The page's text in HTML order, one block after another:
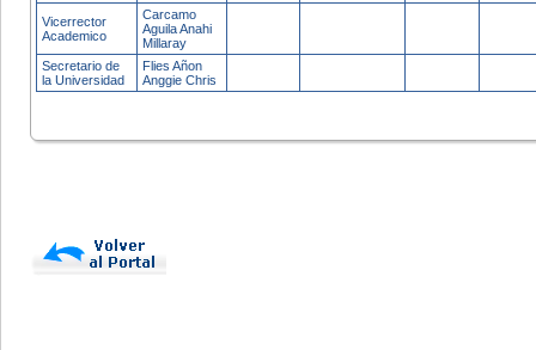
Vicerrector
Academico
Carcamo
Aguila Anahi
Millaray
Secretario de
la Universidad
Flies Añon
Anggie Chris